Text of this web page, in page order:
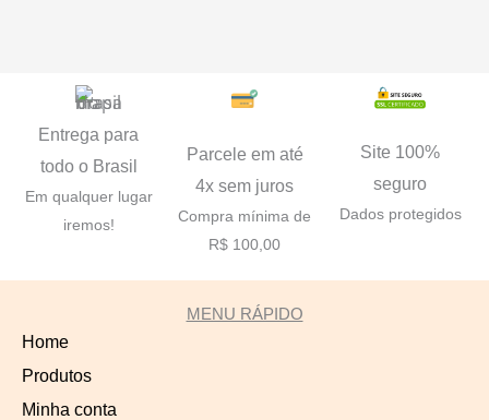
Entrega para
todo o Brasil
Em qualquer lugar
iremos!
Parcele em até
4x sem juros
Compra mínima de
R$ 100,00
Site 100%
seguro
Dados protegidos
MENU RÁPIDO
Home
Produtos
Minha conta